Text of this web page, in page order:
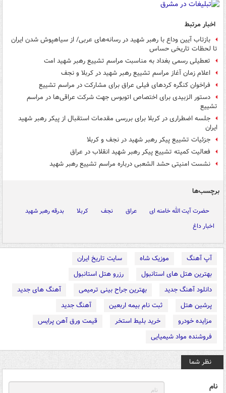
اخبار مرتبط
بازتاب آیین وداع با رهبر شهید در رسانه‌های عربی/ از سیاهپوش شدن ایران
تا لحظات تاریخی حساس
تعطیلی رسمی بغداد به مناسبت مراسم تشییع رهبر شهید امت
اعلام زمان آغاز مراسم تشییع رهبر شهید در کربلا و نجف
فراخوان کنگره کردهای فیلی عراق برای مشارکت در مراسم تشییع
دستور الزبیدی برای اختصاص اتوبوس جهت شرکت عراقی‌ها در مراسم
تشییع
جلسه اضطراری در کربلا برای بررسی مقدمات استقبال از پیکر رهبر شهید
ایران
جزئیات تشییع پیکر رهبر شهید در نجف و کربلا
فعالیت کمیته تشییع پیکر رهبر شهید انقلاب در عراق
نشست امنیتی حشد الشعبی درباره مراسم تشییع رهبر شهید
برچسب‌ها
حضرت آیت الله خامنه ای عراق نجف کربلا
بدرقه رهبر شهید
اخبار داغ
آپ آهنگ موزیک شاه
سایت تاریخ ایران
بهترین هتل های استانبول
رزرو هتل استانبول
دانلود آهنگ جدید
بهترین جراح بینی ترمیمی
آهنگ های جدید
پرشین هتل
ثبت نام بیمه اربعین
آهنگ جدید
مزایده خودرو
خرید بلیط استخر
قیمت ورق آهن پرایس
فروشنده مواد شیمیایی
نظر شما
نام